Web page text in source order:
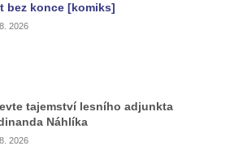
na skále u cesty
Kamenice
na domě
v Sadech
v Teplicích
Chemnitz
bez konce [komiks]
2026
tajemství lesního adjunkta
Náhlíka
2026